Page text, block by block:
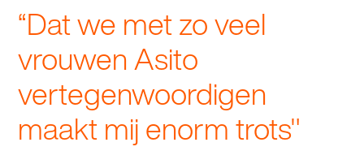
Suggesties
werken bij asito
one go - werk beter samen met one go
co2-uitstoot rapportage 2023
op weg naar volledig circulair in 2030 met
Dagelijkse schoonmaak
Interieurreiniging
Vloerreiniging
sectoren
In de buurt
Industrie
wij zijn Asito
Wij zijn Asito
“Dat we met zo veel
vrouwen Asito
vertegenwoordigen
maakt mij enorm trots"